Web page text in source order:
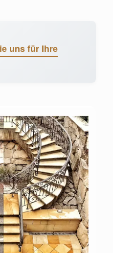
uns für Ihre